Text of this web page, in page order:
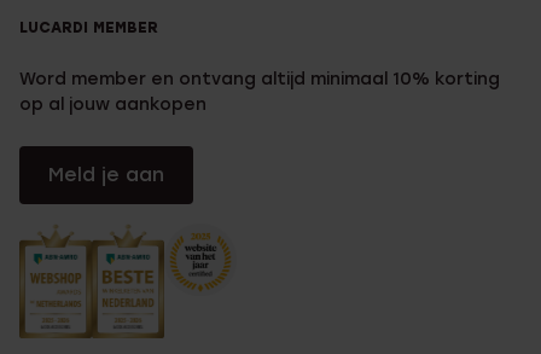
LUCARDI MEMBER
Word member en ontvang altijd minimaal 10% korting
op al jouw aankopen
Meld je aan